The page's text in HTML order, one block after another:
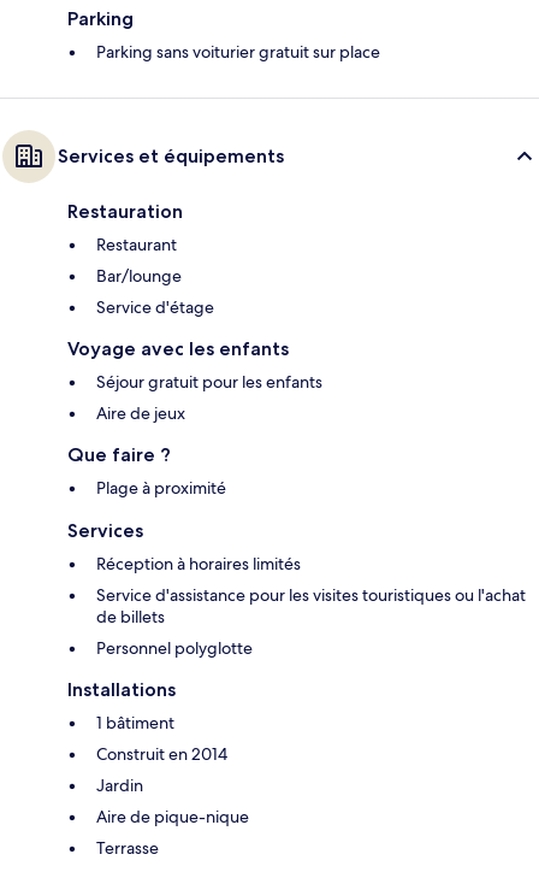
Parking
Parking sans voiturier gratuit sur place
Services et équipements
Restauration
Restaurant
Bar/lounge
Service d'étage
Voyage avec les enfants
Séjour gratuit pour les enfants
Aire de jeux
Que faire ?
Plage à proximité
Services
Réception à horaires limités
Service d'assistance pour les visites touristiques ou l'achat
de billets
Personnel polyglotte
Installations
1 bâtiment
Construit en 2014
Jardin
Aire de pique-nique
Terrasse